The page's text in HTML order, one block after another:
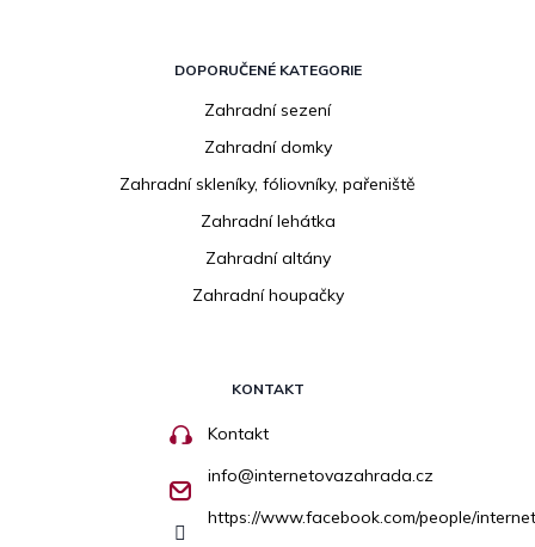
DOPORUČENÉ KATEGORIE
Zahradní sezení
Zahradní domky
Zahradní skleníky, fóliovníky, pařeniště
Zahradní lehátka
Zahradní altány
Zahradní houpačky
KONTAKT
Kontakt
info@internetovazahrada.cz
https://www.facebook.com/people/